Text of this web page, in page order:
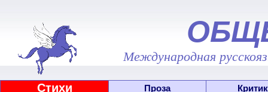
Международная
Стихи Проза